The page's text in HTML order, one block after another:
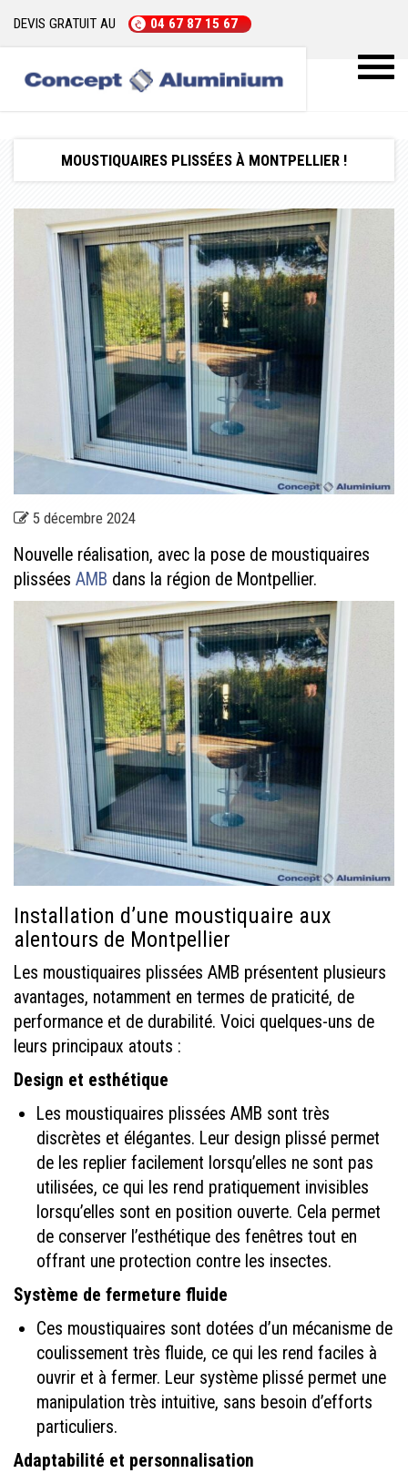
DEVIS GRATUIT AU 04 67 87 15 67
MOUSTIQUAIRES PLISSÉES À MONTPELLIER !
5 décembre 2024
Nouvelle réalisation, avec la pose de moustiquaires
plissées AMB dans la région de Montpellier.
Installation d’une moustiquaire aux
alentours de Montpellier
Les moustiquaires plissées AMB présentent plusieurs
avantages, notamment en termes de praticité, de
performance et de durabilité. Voici quelques-uns de
leurs principaux atouts :
Design et esthétique
Les moustiquaires plissées AMB sont très
discrètes et élégantes. Leur design plissé permet
de les replier facilement lorsqu’elles ne sont pas
utilisées, ce qui les rend pratiquement invisibles
lorsqu’elles sont en position ouverte. Cela permet
de conserver l’esthétique des fenêtres tout en
offrant une protection contre les insectes.
Système de fermeture fluide
Ces moustiquaires sont dotées d’un mécanisme de
coulissement très fluide, ce qui les rend faciles à
ouvrir et à fermer. Leur système plissé permet une
manipulation très intuitive, sans besoin d’efforts
particuliers.
Adaptabilité et personnalisation